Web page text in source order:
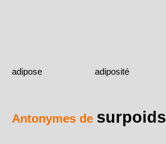
adipose adiposité
Antonymes de surpoids